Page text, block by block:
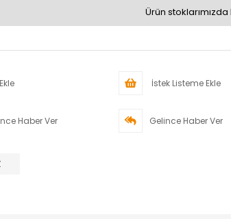
Ürün stoklarımızda
İstek Listeme Ekle
Haber Ver Gelince Haber Ver